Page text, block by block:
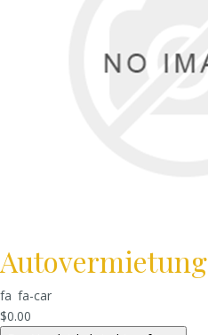
Autovermietung
fa fa-car
$0.00